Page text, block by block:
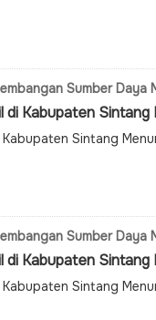
Sumber Daya
Kabupaten
Sintang
Sumber Daya
Kabupaten Sintang
Sintang